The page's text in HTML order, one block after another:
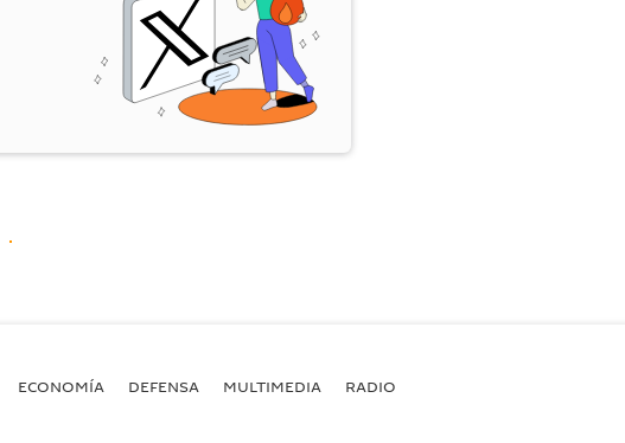
ECONOMÍA DEFENSA MULTIMEDIA RADIO